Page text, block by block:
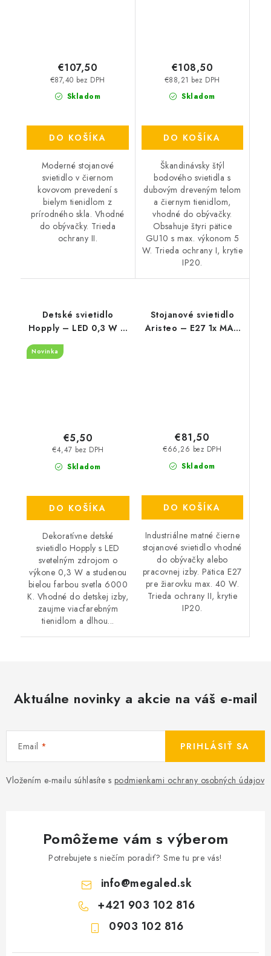
Skladom
€87,40 bez DPH
€107,50
DO KOŠÍKA
Moderné stojanové
svietidlo v čiernom
kovovom prevedení s
bielym tienidlom z
prírodného skla. Vhodné
do obývačky. Trieda
ochrany II.
Skladom
€88,21 bez DPH
€108,50
DO KOŠÍKA
Škandinávsky štýl
bodového svietidla s
dubovým dreveným telom
a čiernym tienidlom,
vhodné do obývačky.
Obsahuje štyri pätice
GU10 s max. výkonom 5
W. Trieda ochrany I, krytie
IP20.
Detské svietidlo
Hopply – LED 0,3 W –
6000 K
Novinka
Skladom
€4,47 bez DPH
€5,50
DO KOŠÍKA
Dekoratívne detské
svietidlo Hopply s LED
svetelným zdrojom o
výkone 0,3 W a studenou
bielou farbou svetla 6000
K. Vhodné do detskej izby,
zaujme viacfarebným
tienidlom a dlhou...
Stojanové svietidlo
Aristeo – E27 1x MAX
Skladom
€66,26 bez DPH
€81,50
DO KOŠÍKA
Industriálne matné čierne
stojanové svietidlo vhodné
do obývačky alebo
pracovnej izby. Pätica E27
pre žiarovku max. 40 W.
Trieda ochrany II, krytie
IP20.
Aktuálne novinky a akcie na váš e-mail
Email
Vložením e-mailu súhlasíte s podmienkami ochrany osobných údajov
PRIHLÁSIŤ SA
Pomôžeme vám s výberom
Potrebujete s niečím poradiť? Sme tu pre vás!
info@megaled.sk
+421 903 102 816
0903 102 816